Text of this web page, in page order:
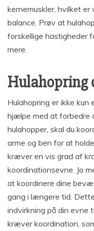
kernemuskler, hvilket
balance. Prøv at
forskellige hastigheder
mere.
Hulahopring
Hulahopring er ikke
hjælpe med at forbedre
hulahopper, skal du
arme og ben for at
kræver en vis grad af
koordinationsevne. Jo
at koordinere dine
gang i længere tid.
indvirkning på din evne
kræver koordination,